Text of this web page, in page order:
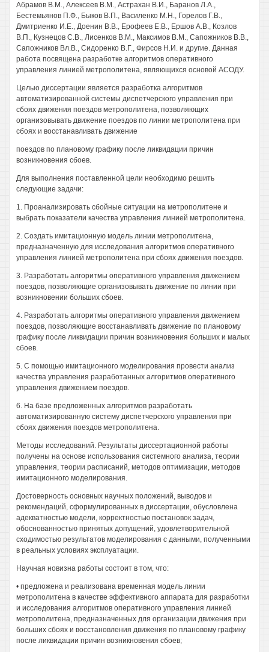
Абрамов В.М., Алексеев В.М., Астрахан В.И., Баранов Л.А.,
Бестемьянов П.Ф., Быков В.П., Василенко М.Н., Горелов Г.В.,
Дмитриенко И.Е., Доенин В.В., Ерофеев Е.В., Ершов A.B., Козлов
В.П., Кузнецов C.B., Лисенков В.М., Максимов В.М., Сапожников В.В.,
Сапожников Вл.В., Сидоренко В.Г., Фирсов Н.И. и другие. Данная
работа посвящена разработке алгоритмов оперативного
управления линией метрополитена, являющихся основой АСОДУ.
Целыо диссертации является разработка алгоритмов
автоматизированной системы диспетчерского управления при
сбоях движения поездов метрополитена, позволяющих
организовывать движение поездов по линии метрополитена при
сбоях и восстанавливать движение
поездов по плановому графику после ликвидации причин
возникновения сбоев.
Для выполнения поставленной цели необходимо решить
следующие задачи:
1. Проанализировать сбойные ситуации на метрополитене и
выбрать показатели качества управления линией метрополитена.
2. Создать имитационную модель линии метрополитена,
предназначенную для исследования алгоритмов оперативного
управления линией метрополитена при сбоях движения поездов.
3. Разработать алгоритмы оперативного управления движением
поездов, позволяющие организовывать движение по линии при
возникновении больших сбоев.
4. Разработать алгоритмы оперативного управления движением
поездов, позволяющие восстанавливать движение по плановому
графику после ликвидации причин возникновения больших и малых
сбоев.
5. С помощью имитационного моделирования провести анализ
качества управления разработанных алгоритмов оперативного
управления движением поездов.
6. На базе предложенных алгоритмов разработать
автоматизированную систему диспетчерского управления при
сбоях движения поездов метрополитена.
Методы исследований. Результаты диссертационной работы
получены на основе использования системного анализа, теории
управления, теории расписаний, методов оптимизации, методов
имитационного моделирования.
Достоверность основных научных положений, выводов и
рекомендаций, сформулированных в диссертации, обусловлена
адекватностью модели, корректностью постановок задач,
обоснованностью принятых допущений, удовлетворительной
сходимостью результатов моделирования с данными, полученными
в реальных условиях эксплуатации.
Научная новизна работы состоит в том, что:
• предложена и реализована временная модель линии
метрополитена в качестве эффективного аппарата для разработки
и исследования алгоритмов оперативного управления линией
метрополитена, предназначенных для организации движения при
больших сбоях и восстановления движения по плановому графику
после ликвидации причин возникновения сбоев;